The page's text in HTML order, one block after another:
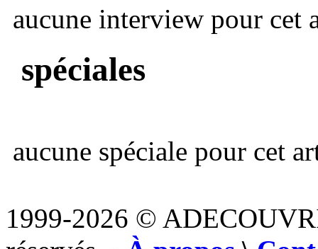
aucune interview pour cet
spéciales
aucune spéciale pour cet
1999-2026 ©